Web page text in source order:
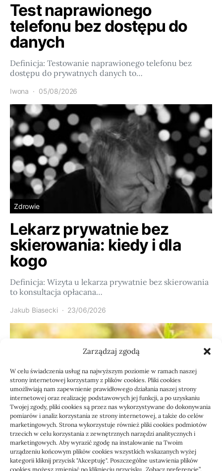
Zarządzaj zgodą
W celu świadczenia usług na najwyższym poziomie w ramach naszej
strony internetowej korzystamy z plików cookies. Pliki cookies
umożliwiają nam zapewnienie prawidłowego działania naszej strony
internetowej oraz realizację podstawowych jej funkcji, a po uzyskaniu
Twojej zgody, pliki cookies są przez nas wykorzystywane do dokonywania
pomiarów i analiz korzystania ze strony internetowej, a także do celów
marketingowych. Strona wykorzystuje również pliki cookies podmiotów
trzecich w celu korzystania z zewnętrznych narzędzi analitycznych i
marketingowych. Aby wyrazić zgodę na instalowanie na Twoim
urządzeniu końcowym plików cookies wszystkich wskazanych wyżej
kategorii kliknij przycisk "Akceptuję". Poszczególne ustawienia plików
cookies możesz zmieniać po kliknięciu przycisku „Zobacz preferencje”.
Test naprawionego
telefonu bez dostępu do
danych
Definicja: Testowanie naprawionego telefonu bez
dostępu do prywatnych danych to…
Iwona 05/08/2026
Zdrowie
Lekarz prywatnie bez
skierowania: kiedy i dla
kogo
Definicja: Wizyta u lekarza prywatnie bez skierowania
to konsultacja opłacana…
Jakub Biasecki 23/06/2026
Usługi
Jak sprawdzić przejęcie
zaległości przez biuro